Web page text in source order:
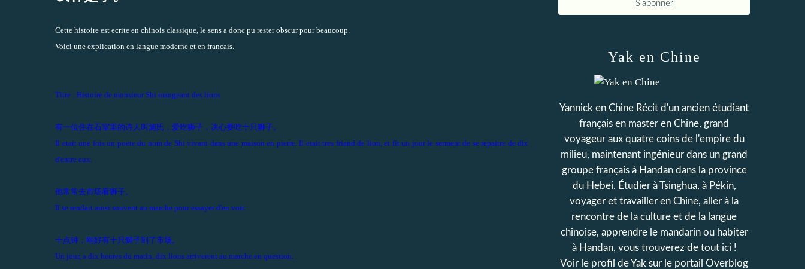
Cette histoire est ecrite en chinois classique, le sens a donc pu rester obscur pour beaucoup.
Voici une explication en langue moderne et en francais.
Titre : Histoire de monsieur Shi mangeant des lions
有一位住在石室里的诗人叫施氏，爱吃狮子，决心要吃十只狮子。
Il etait une fois un poete du nom de Shi vivant dans une maison en pierre. Il etait tres friand de lion, et fit un jour le serment de se repaitre de dix
d'entre eux.
他常常去市场看狮子。
Il se rendait ainsi souvent au marche pour essayer d'en voir.
十点钟，刚好有十只狮子到了市场。
Un jour, a dix heures du matin, dix lions arriverent au marche en question.
Yak en Chine
Yannick en Chine Récit d'un ancien étudiant
français en master en Chine, grand
voyageur aux quatre coins de l'empire du
milieu, maintenant ingénieur dans un grand
groupe français à Handan dans la province
du Hebei. Étudier à Tsinghua, à Pékin,
voyager et travailler en Chine, aller à la
rencontre de la culture et de la langue
chinoise, apprendre le mandarin ou habiter
à Handan, vous trouverez de tout ici !
Voir le profil deYak sur le portail Overblog